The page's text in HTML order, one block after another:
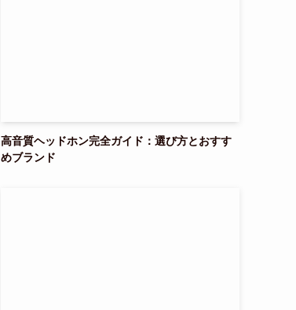
高音質ヘッドホン完全ガイド：選び方とおすす
めブランド